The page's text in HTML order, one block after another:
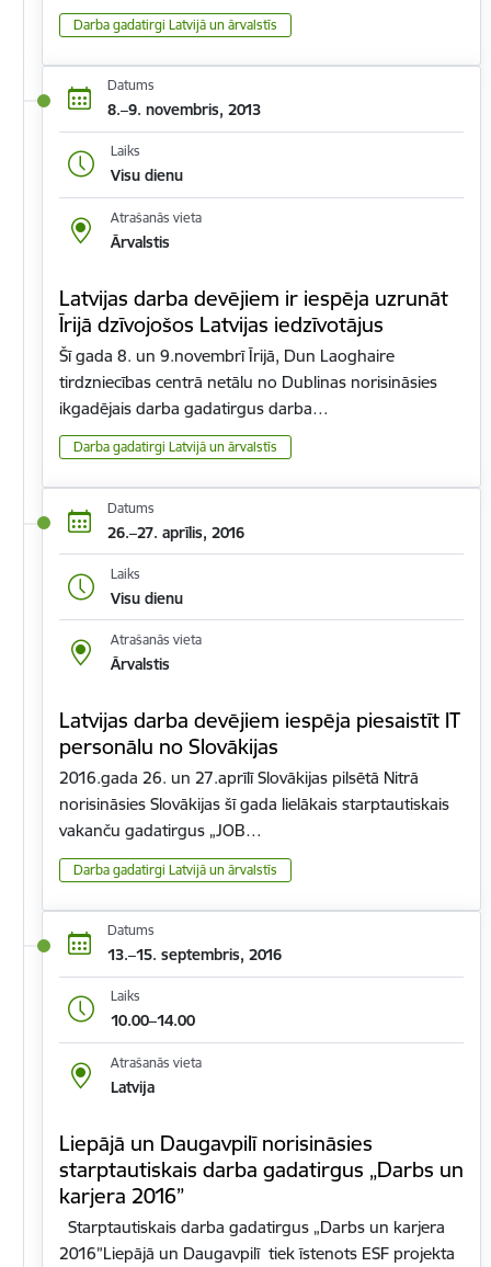
Darba gadatirgi Latvijā un ārvalstīs
Datums
8.–9. novembris, 2013
Laiks
Visu dienu
Atrašanās vieta
Ārvalstis
Latvijas darba devējiem ir iespēja uzrunāt
Īrijā dzīvojošos Latvijas iedzīvotājus
Šī gada 8. un 9.novembrī Īrijā, Dun Laoghaire
tirdzniecības centrā netālu no Dublinas norisināsies
ikgadējais darba gadatirgus darba…
Darba gadatirgi Latvijā un ārvalstīs
Datums
26.–27. aprīlis, 2016
Laiks
Visu dienu
Atrašanās vieta
Ārvalstis
Latvijas darba devējiem iespēja piesaistīt IT
personālu no Slovākijas
2016.gada 26. un 27.aprīlī Slovākijas pilsētā Nitrā
norisināsies Slovākijas šī gada lielākais starptautiskais
vakanču gadatirgus „JOB…
Darba gadatirgi Latvijā un ārvalstīs
Datums
13.–15. septembris, 2016
Laiks
10.00–14.00
Atrašanās vieta
Latvija
Liepājā un Daugavpilī norisināsies
starptautiskais darba gadatirgus „Darbs un
karjera 2016”
Starptautiskais darba gadatirgus „Darbs un karjera
2016”Liepājā un Daugavpilī tiek īstenots ESF projekta